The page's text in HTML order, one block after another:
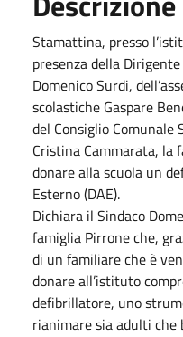
Stamattina, presso
presenza della
Domenico Surdi,
scolastiche Gaspare
del Consiglio Comunale
Cristina Cammarata, la
donare alla scuola un
Esterno (DAE).
Dichiara il Sindaco
famiglia Pirrone che,
di un familiare che è
donare all’istituto
defibrillatore, uno
rianimare sia adulti che